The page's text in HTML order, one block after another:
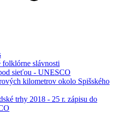
folklórne slávnosti
sieťou - UNESCO
kilometrov okolo Spišského
trhy 2018 - 25 r. zápisu do